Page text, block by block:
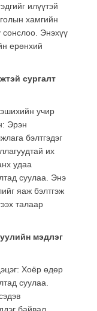
илүүтэй
хамгийн
сонслоо. Энэхүү
ерөнхий
сургалт
учир
Эрэн
бэлтгэдэг
их
удаа
суулаа. Энэ
яаж бэлтгэж
талаар
мэдлэг
Хоёр өдөр
суулаа.
байвал